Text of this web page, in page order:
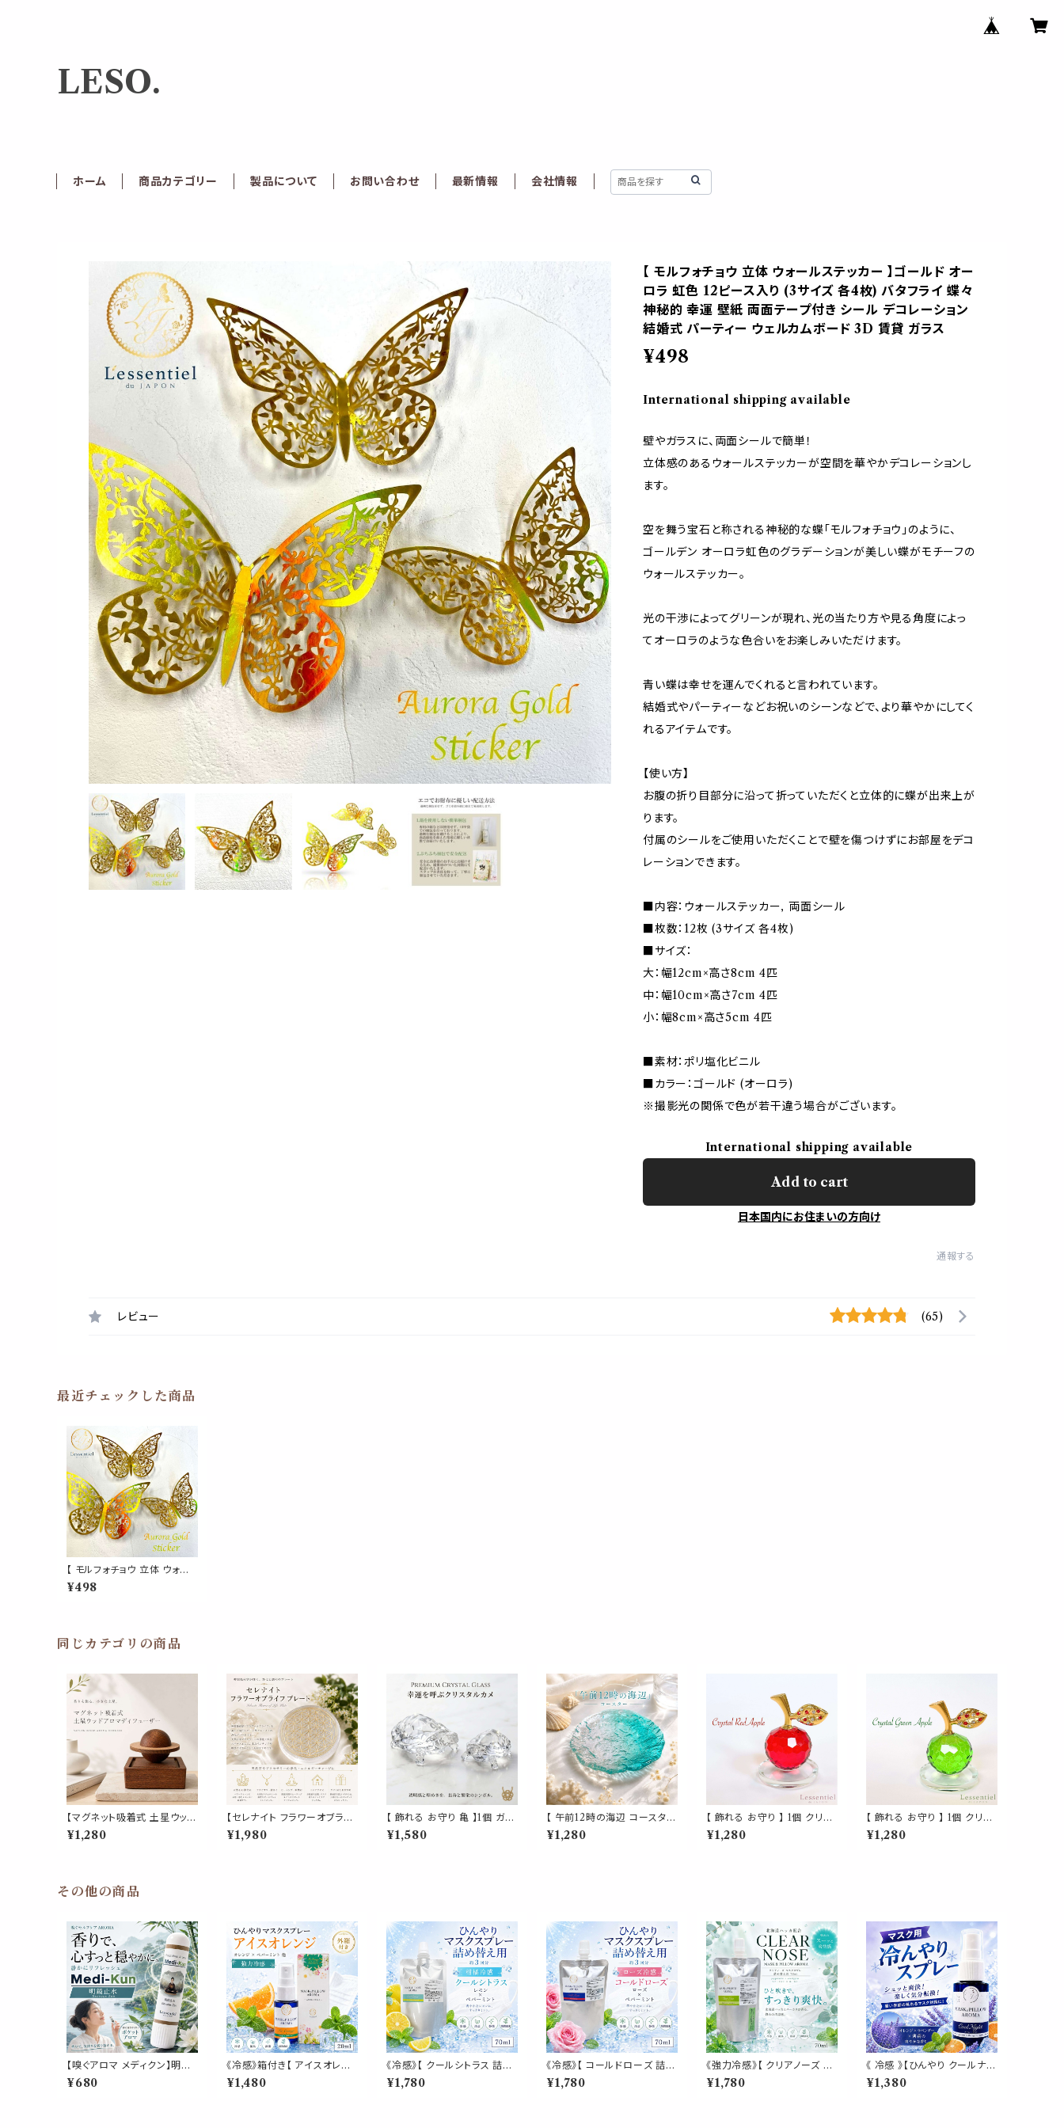
LESO.
ホーム 商品カテゴリー 製品について お問い合わせ 最新情報 会社情報
【 モルフォチョウ 立体 ウォールステッカー 】ゴールド オー
ロラ 虹色 12ピース入り (3サイズ 各4枚) バタフライ 蝶々
神秘的 幸運 壁紙 両面テープ付き シール デコレーション
結婚式 パーティー ウェルカムボード 3D 賃貸 ガラス
¥498
International shipping available
壁やガラスに、両面シールで簡単！
立体感のあるウォールステッカーが空間を華やかデコレーションし
ます。
空を舞う宝石と称される神秘的な蝶「モルフォチョウ」のように、
ゴールデン オーロラ虹色のグラデーションが美しい蝶がモチーフの
ウォールステッカー。
光の干渉によってグリーンが現れ、光の当たり方や見る角度によっ
てオーロラのような色合いをお楽しみいただけます。
青い蝶は幸せを運んでくれると言われています。
結婚式やパーティーなどお祝いのシーンなどで、より華やかにしてく
れるアイテムです。
【使い方】
お腹の折り目部分に沿って折っていただくと立体的に蝶が出来上が
ります。
付属のシールをご使用いただくことで壁を傷つけずにお部屋をデコ
レーションできます。
■内容：ウォールステッカー, 両面シール
■枚数：12枚 (3サイズ 各4枚)
■サイズ：
大：幅12cm×高さ8cm 4匹
中：幅10cm×高さ7cm 4匹
小：幅8cm×高さ5cm 4匹
■素材：ポリ塩化ビニル
■カラー：ゴールド (オーロラ)
※撮影光の関係で色が若干違う場合がございます。
International shipping available
Add to cart
日本国内にお住まいの方向け
通報する
レビュー (65)
最近チェックした商品
【 モルフォチョウ 立体 ウォー
ルステッカー 】ゴールド オー
ロラ 虹色 12ピース入り (3サ
婚式 パーティー ウェルカムボ
ード 3D 賃貸 ガラス
¥498
同じカテゴリの商品
【マグネット吸着式 土星ウッド
アロマディフューザー】着脱簡
単 木製 卓上 芳香 インテリア
¥1,280
【セレナイト フラワーオブライ
フ プレート】 天然石 浄化プレ
ート エネルギー チャージ ゴ
¥1,980
【 飾れる お守り 亀 】1個 ガラ
ス製 タートル 透明 長寿 宝 玉
財 金運 縁起 大吉 家族 愛 運
¥1,580
【 午前12時の海辺 コースタ
ー】ガラス グラデーション 海
夏 おしゃれ 涼しげデザイン
¥1,280
【 飾れる お守り 】 1個 クリス
タル RED APPLE レッド ア
ップル 赤 りんご 運気アップ
ギー キラキラ 高級 おしゃれ
かわいい
¥1,280
【 飾れる お守り 】 1個 クリス
タル GREEN APPLE グリー
ン アップル 緑 りんご 運気ア
数 エネルギー キラキラ 高級
おしゃれ かわいい
¥1,280
その他の商品
【嗅ぐアロマ メディクン】明鏡
止水 瞑想｜アガーウッド ラベ
ンダー ペパーミント クローブ
¥680
《冷感》箱付き【 アイスオレン
ジ 】マスク & ピロー アロマ 2
0ml｜スイートオレンジ ペパ
¥1,480
《冷感》【 クールシトラス 詰め
替え用 70ml 】マスク & ピロ
ー アロマ｜レモンコールドプ
¥1,780
《冷感》【 コールドローズ 詰め
替え用 70ml 】マスク & ピロ
ー アロマ｜ローズ ペパーミ
¥1,780
《強力冷感》【 クリアノーズ 詰
め替え用 70ml 】マスク & ピ
ロー アロマ｜北海道ハッカ
¥1,780
《 冷感 》【ひんやり クールナイ
ト】ラベンダー オレンジ 天然
薄荷 マスクスプレー ピロース
¥1,380